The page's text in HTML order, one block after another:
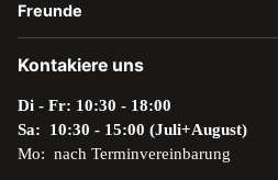
Freunde
Kontakiere uns
Di - Fr: 10:30 - 18:00
Sa: 10:30 - 15:00 (Juli+August)
Mo: nach Terminvereinbarung